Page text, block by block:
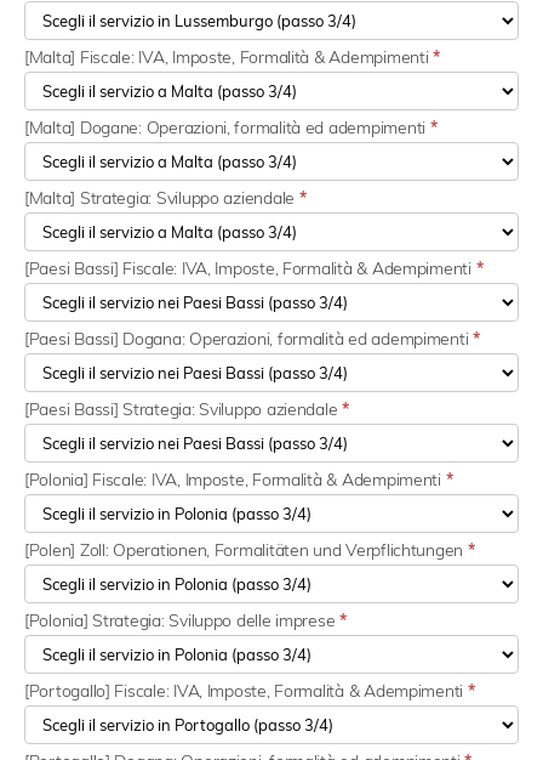
[Malta] Fiscale: IVA, Imposte, Formalità & Adempimenti*
[Malta] Dogane: Operazioni, formalità ed adempimenti *
[Malta] Strategia: Sviluppo aziendale *
[Paesi Bassi] Fiscale: IVA, Imposte, Formalità & Adempimenti *
[Paesi Bassi] Dogana: Operazioni, formalità ed adempimenti*
[Paesi Bassi] Strategia: Sviluppo aziendale*
[Polonia] Fiscale: IVA, Imposte, Formalità & Adempimenti *
[Polen] Zoll: Operationen, Formalitäten und Verpflichtungen *
[Polonia] Strategia: Sviluppo delle imprese*
[Portogallo] Fiscale: IVA, Imposte, Formalità & Adempimenti *